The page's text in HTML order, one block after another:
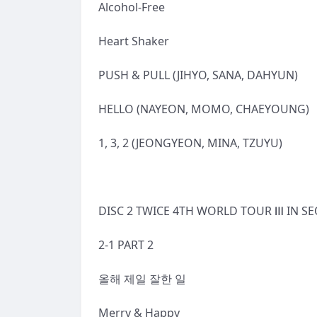
Alcohol-Free
Heart Shaker
PUSH & PULL (JIHYO, SANA, DAHYUN)
HELLO (NAYEON, MOMO, CHAEYOUNG)
1, 3, 2 (JEONGYEON, MINA, TZUYU)
DISC 2 TWICE 4TH WORLD TOUR Ⅲ IN
2-1 PART 2
올해 제일 잘한 일
Merry & Happy